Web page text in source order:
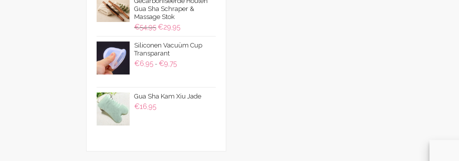
Gua Sha Schraper &
Massage Stok
€54,95 Oorspronkelijke
was:
€54,95.
€29,95Huidige
Siliconen Vacuüm Cup
Transparant
€6,95 - €9,75Prijsklasse:
€9,75
Gua Sha Kam Xiu Jade
€16,95